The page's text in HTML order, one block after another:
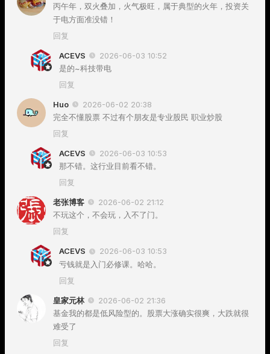
丙午年，双火叠加，火气极旺，属于典型的火年，投资关
于电方面准没错！
回复
ACEVS
2026-06-03 10:52
是的~科技带电
回复
Huo
2026-06-02 20:38
完全不懂股票 不过有个朋友是专业股民 职业炒股
回复
ACEVS
2026-06-03 10:53
那不错。这行业目前看不错。
回复
老张博客
2026-06-02 21:12
不玩这个，不会玩，入不了门。
回复
ACEVS
2026-06-03 10:53
亏钱就是入门必修课。哈哈。
回复
皇家元林
2026-06-02 21:36
基金我的都是低风险型的。股票大涨确实很爽，大跌就很
难受了
回复